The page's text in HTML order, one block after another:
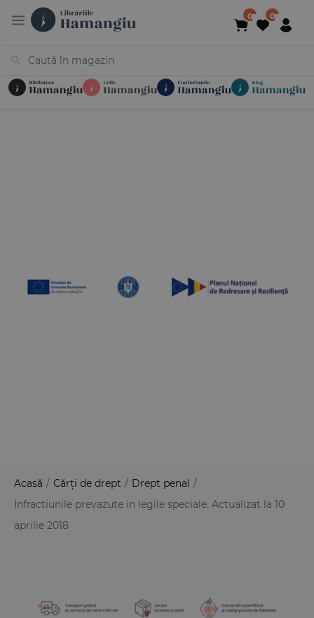
Acasă / Cărți de drept / Drept penal /
Infractiunile prevazute in legile speciale. Actualizat la 10
aprilie 2018